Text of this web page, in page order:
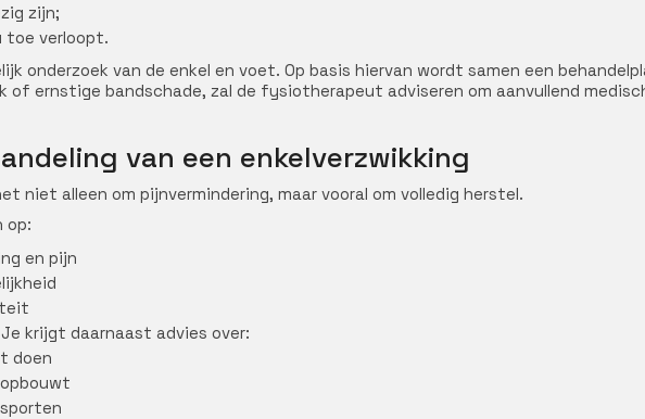
zijn;
toe verloopt.
onderzoek van de enkel en voet. Op basis hiervan wordt samen een
of ernstige bandschade, zal de fysiotherapeut adviseren om aanvullend
van een enkelverzwikking
niet alleen om pijnvermindering, maar vooral om volledig herstel.
op:
en pijn
krijgt daarnaast advies over:
doen